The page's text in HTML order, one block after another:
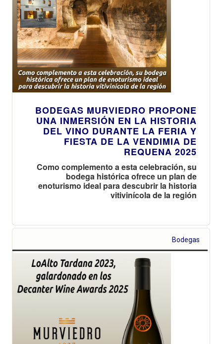
BODEGAS MURVIEDRO PROPONE
UNA INMERSIÓN EN LA HISTORIA
DEL VINO DURANTE LA FERIA Y
FIESTA DE LA VENDIMIA DE
REQUENA 2025
Como complemento a esta celebración, su
bodega histórica ofrece un plan de
enoturismo ideal para descubrir la historia
vitivinícola de la región
Bodegas